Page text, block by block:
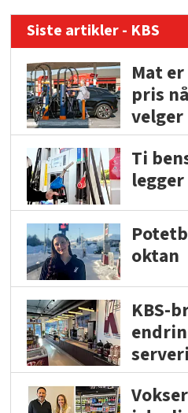
Siste artikler - KBS
Mat
pris
Ti
oktan
KBS-